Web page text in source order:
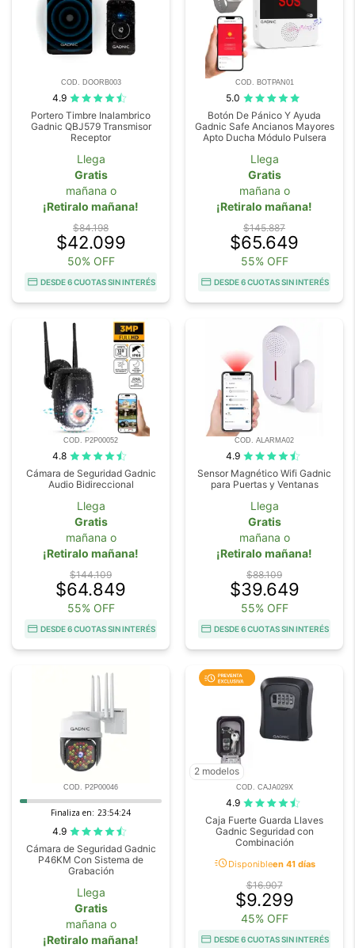
COD. DOORB003
4.9
Portero Timbre Inalambrico
Gadnic QBJ579 Transmisor
Receptor
Llega
Gratis
mañana o
¡Retiralo mañana!
$84.198
$42.099
50% OFF
DESDE 6 CUOTAS SIN INTERÉS
COD. BOTPAN01
5.0
Botón De Pánico Y Ayuda
Gadnic Safe Ancianos Mayores
Apto Ducha Módulo Pulsera
Llega
Gratis
mañana o
¡Retiralo mañana!
$145.887
$65.649
55% OFF
DESDE 6 CUOTAS SIN INTERÉS
COD. P2P00052
4.8
Cámara de Seguridad Gadnic
Audio Bidireccional
Llega
Gratis
mañana o
¡Retiralo mañana!
$144.109
$64.849
55% OFF
DESDE 6 CUOTAS SIN INTERÉS
COD. ALARMA02
4.9
Sensor Magnético Wifi Gadnic
para Puertas y Ventanas
Llega
Gratis
mañana o
¡Retiralo mañana!
$88.109
$39.649
55% OFF
DESDE 6 CUOTAS SIN INTERÉS
COD. P2P00046
Finaliza en: 23:54:23
4.9
Cámara de Seguridad Gadnic
P46KM Con Sistema de
Grabación
Llega
Gratis
mañana o
¡Retiralo mañana!
2 modelos
COD. CAJA029X
4.9
Caja Fuerte Guarda Llaves
Gadnic Seguridad con
Combinación
acuteDisponibleen 41 días
$16.907
$9.299
45% OFF
DESDE 6 CUOTAS SIN INTERÉS